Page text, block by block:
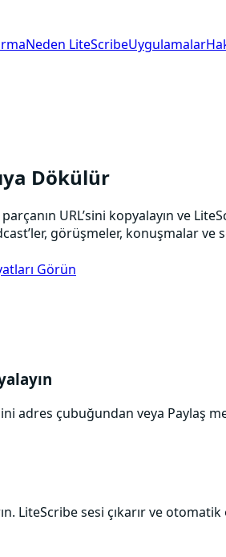
Neden LiteScribeUygulamalar
Dökülür
URL’sini kopyalayın ve
görüşmeler, konuşmalar
Görün
adres çubuğundan veya
LiteScribe sesi çıkarır ve